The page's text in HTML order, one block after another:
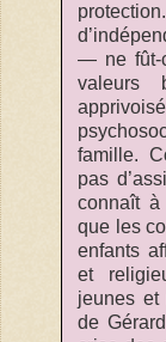
— ne fût-
valeurs
famille.
pas
connaît à
que les
enfants
et
jeunes et
de